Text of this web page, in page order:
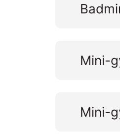
Mini-
Mini-